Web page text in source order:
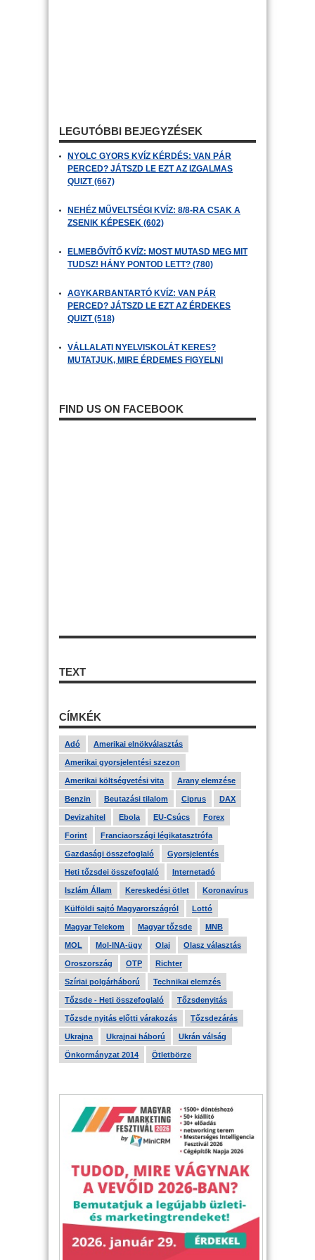
LEGUTÓBBI BEJEGYZÉSEK
NYOLC GYORS KVÍZ KÉRDÉS: VAN PÁR
PERCED? JÁTSZD LE EZT AZ IZGALMAS
QUIZT (667)
NEHÉZ MŰVELTSÉGI KVÍZ: 8/8-RA CSAK A
ZSENIK KÉPESEK (602)
ELMEBŐVÍTŐ KVÍZ: MOST MUTASD MEG MIT
TUDSZ! HÁNY PONTOD LETT? (780)
AGYKARBANTARTÓ KVÍZ: VAN PÁR
PERCED? JÁTSZD LE EZT AZ ÉRDEKES
QUIZT (518)
VÁLLALATI NYELVISKOLÁT KERES?
MUTATJUK, MIRE ÉRDEMES FIGYELNI
FIND US ON FACEBOOK
TEXT
CÍMKÉK
Adó Amerikai elnökválasztás
Amerikai gyorsjelentési szezon
Amerikai költségvetési vita Arany elemzése
Benzin Beutazási tilalom Ciprus DAX
Devizahitel Ebola EU-Csúcs Forex
Forint Franciaországi légikatasztrófa
Gazdasági összefoglaló Gyorsjelentés
Heti tőzsdei összefoglaló Internetadó
Iszlám Állam Kereskedési ötlet Koronavírus
Külföldi sajtó Magyarországról Lottó
Magyar Telekom Magyar tőzsde MNB
MOL Mol-INA-ügy Olaj Olasz választás
Oroszország OTP Richter
Szíriai polgárháború Technikai elemzés
Tőzsde - Heti összefoglaló Tőzsdenyitás
Tőzsde nyitás előtti várakozás Tőzsdezárás
Ukrajna Ukrajnai háború Ukrán válság
Önkormányzat 2014 Ötletbörze